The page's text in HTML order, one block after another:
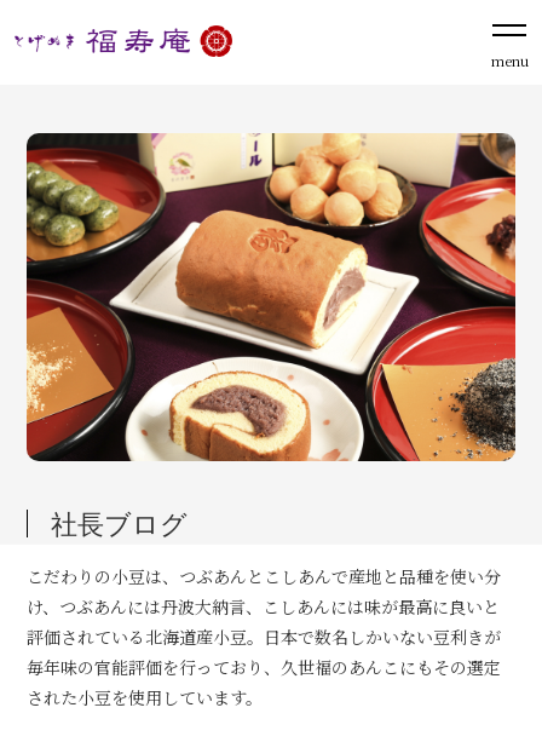
menu
社長ブログ
こだわりの小豆は、つぶあんとこしあんで産地と品種を使い分
け、つぶあんには丹波大納言、こしあんには味が最高に良いと
評価されている北海道産小豆。日本で数名しかいない豆利きが
毎年味の官能評価を行っており、久世福のあんこにもその選定
された小豆を使用しています。